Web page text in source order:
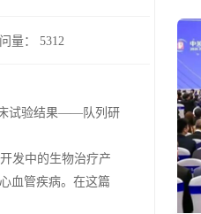
量： 5312
试验结果——队列研
发中的生物治疗产
血管疾病。在这篇